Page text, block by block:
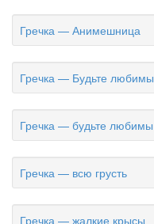
Гречка — Анимешница
Гречка — Будьте любимы
Гречка — будьте любимы
Гречка — всю грусть
Гречка — жалкие крысы